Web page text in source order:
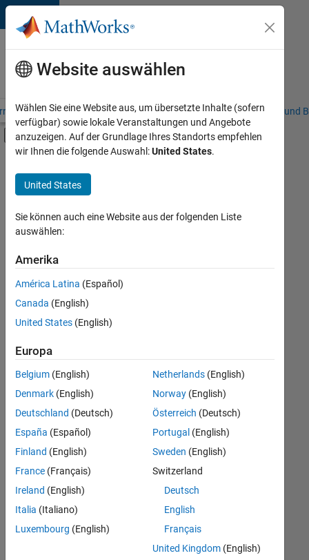
Weiter zum Inhalt
Karriere
bei
MathWorks
– Übersicht Stellensuche Niederlassungen Studierende und
Umschaltung für Off-Canvas-
Hauptinhalt
Inside Sales
Marketing Communications
Legal
+2
Derzeit
es
keine
offenen
Stellen,
Ihren
Suchkriterien
entsprechen.
können
die
Suchkriterien
weiter
fassen
oder
alle
Stellenangebote
anzeigen .
Website auswählen
Wählen Sie eine Website aus, um übersetzte Inhalte (sofern
verfügbar) sowie lokale Veranstaltungen und Angebote
anzuzeigen. Auf der Grundlage Ihres Standorts empfehlen
wir Ihnen die folgende Auswahl:United States.
United States
Sie können auch eine Website aus der folgenden Liste
auswählen:
Amerika
América Latina (Español)
Canada (English)
United States (English)
Europa
Belgium (English)
Denmark (English)
Deutschland (Deutsch)
España (Español)
Finland (English)
France (Français)
Ireland (English)
Italia (Italiano)
Luxembourg (English)
Netherlands(English)
Norway(English)
Österreich (Deutsch)
Portugal (English)
Sweden (English)
Switzerland
Deutsch
English
Français
United Kingdom(English)